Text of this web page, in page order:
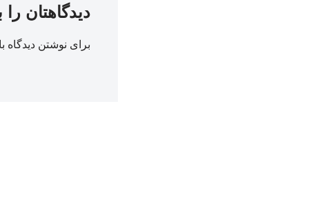
دیدگاهتان را
برای نوشتن دیدگاه